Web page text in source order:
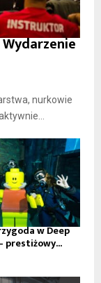
nurkowie
w Deep
prestiżowy...